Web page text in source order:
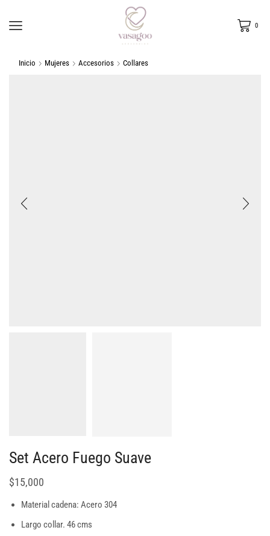
0
Inicio Mujeres Accesorios Collares
Set Acero Fuego Suave
$15,000
Material cadena: Acero 304
Largo collar. 46 cms